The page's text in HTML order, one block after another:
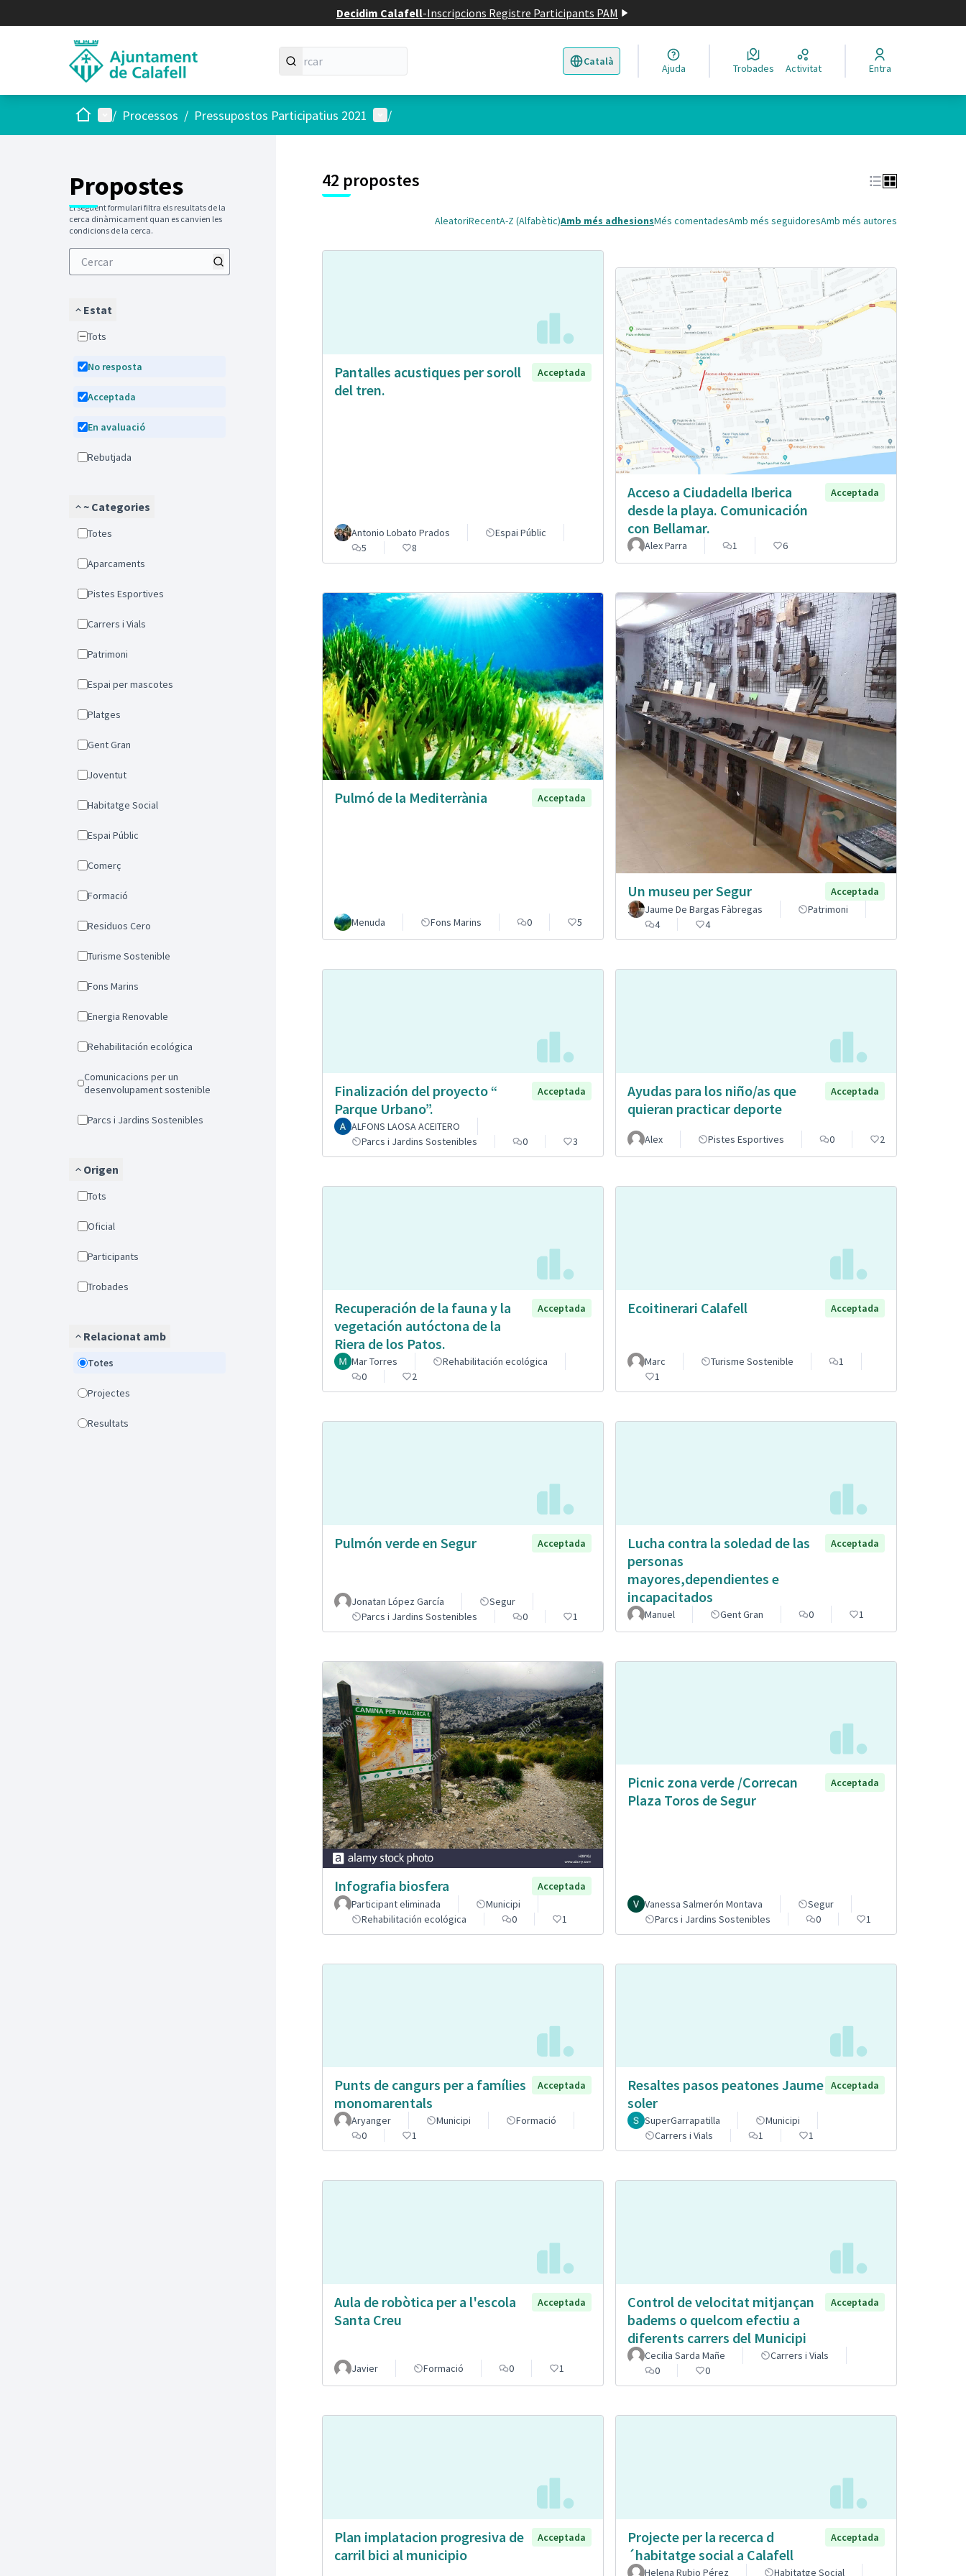
Decidim Calafell-Inscripcions Registre Participants PAM
Català
Triar la llengua Elegir el idioma
Ajuda Trobades Activitat Entra
Inici Menú principal
/ Processos / Pressupostos Participatius 2021 Menú d'usuari
/
Propostes
El següent formulari filtra els resultats de la
cerca dinàmicament quan es canvien les
condicions de la cerca.
Estat
Tots
No resposta
Acceptada
En avaluació
Rebutjada
~ Categories
Totes
Aparcaments
Pistes Esportives
Carrers i Vials
Patrimoni
Espai per mascotes
Platges
Gent Gran
Joventut
Habitatge Social
Espai Públic
Comerç
Formació
Residuos Cero
Turisme Sostenible
Fons Marins
Energia Renovable
Rehabilitación ecológica
Comunicacions per un
desenvolupament sostenible
Parcs i Jardins Sostenibles
Origen
Tots
Oficial
Participants
Trobades
Relacionat amb
Totes
Projectes
Resultats
4
42 propostes
AleatoriRecentA-Z (Alfabètic)Amb més adhesionsMés comentadesAmb més seguidoresAmb més autores
Pantalles acustiques per soroll
del tren.
Acceptada
Antonio Lobato Prados
Espai Públic
5
8
Acceso a Ciudadella Iberica
desde la playa. Comunicación
con Bellamar.
Acceptada
Alex Parra 1 6
Pulmó de la Mediterrània Acceptada
Menuda Fons Marins 0 5
Un museu per Segur
Acceptada
Jaume De Bargas Fàbregas
Patrimoni
4
4
Finalización del proyecto “
Parque Urbano”.
Acceptada
ALFONS LAOSA ACEITERO
Parcs i Jardins Sostenibles
0 3
Ayudas para los niño/as que
quieran practicar deporte
Acceptada
Alex Pistes Esportives 0 2
Recuperación de la fauna y la
vegetación autóctona de la
Riera de los Patos.
Acceptada
Mar Torres
Rehabilitación ecológica
0
2
Ecoitinerari Calafell Acceptada
Marc Turisme Sostenible
1
1
Pulmón verde en Segur Acceptada
Jonatan López García
Segur
Parcs i Jardins Sostenibles
0 1
Lucha contra la soledad de las
personas
mayores,dependientes e
incapacitados
Acceptada
Manuel Gent Gran 0 1
Infografia biosfera
Acceptada
Participant eliminada
Municipi
Rehabilitación ecológica
0 1
Picnic zona verde /Correcan
Plaza Toros de Segur
Acceptada
Vanessa Salmerón Montava
Segur
Parcs i Jardins Sostenibles
0 1
Punts de cangurs per a famílies
monomarentals
Acceptada
Aryanger Municipi
Formació
0
1
Resaltes pasos peatones Jaume
soler
Acceptada
SuperGarrapatilla
Municipi
Carrers i Vials
1 1
Aula de robòtica per a l'escola
Santa Creu
Acceptada
Javier Formació 0 1
Control de velocitat mitjançan
badems o quelcom efectiu a
diferents carrers del Municipi
Acceptada
Cecilia Sarda Mañe
Carrers i Vials
0
0
Plan implatacion progresiva de
carril bici al municipio
Acceptada
Projecte per la recerca d
´habitatge social a Calafell
Acceptada
Helena Rubio Pérez Habitatge Social